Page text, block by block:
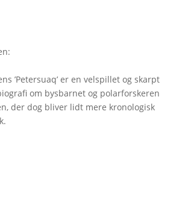
:
’Petersuaq’ er en velspillet og skarpt
om bysbarnet og polarforskeren
der dog bliver lidt mere kronologisk